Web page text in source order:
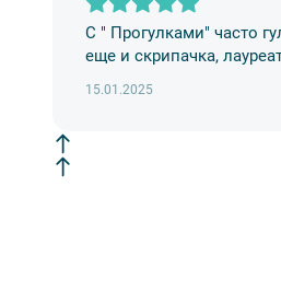
9. На ряд экскурсий
сохранность
экскурсанта. В случае
интерьеры могут быть
С " Прогулками" часто
еще и скрипачка,
15.01.2025